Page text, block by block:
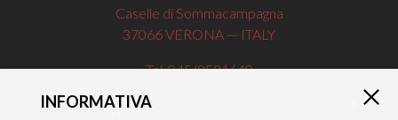
Caselle di Sommacampagna
37066 VERONA — ITALY
Tel 045/8581640
info@teamitaliailluminazione.it
INFORMATIVA